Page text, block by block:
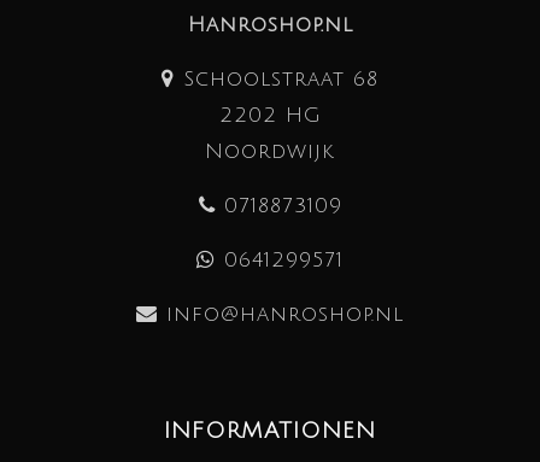
Hanroshop.nl
Schoolstraat 68
2202 HG
Noordwijk
0718873109
0641299571
info@hanroshop.nl
INFORMATIONEN